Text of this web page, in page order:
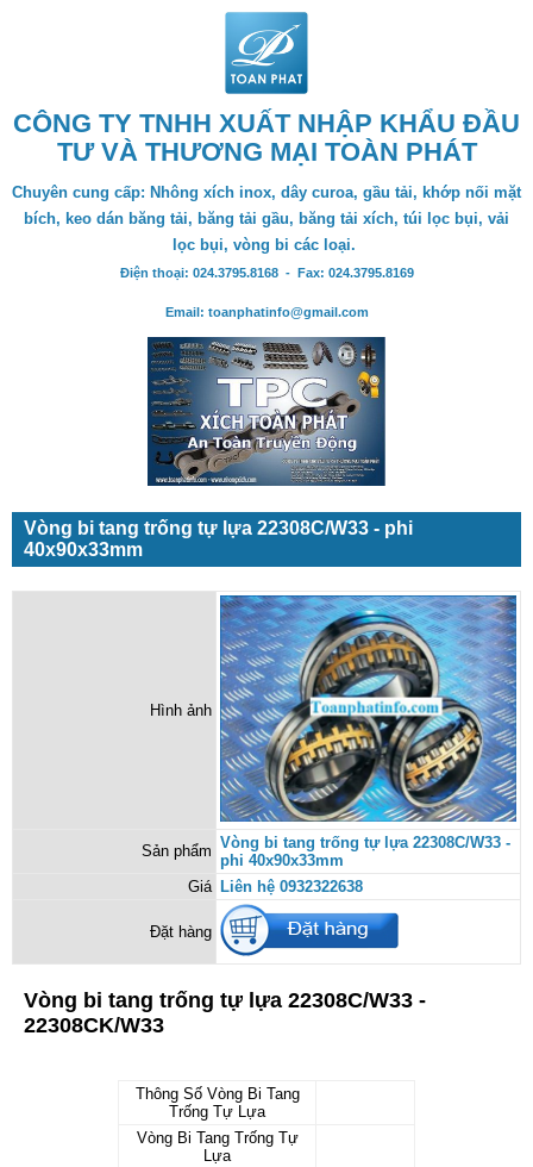
CÔNG TY TNHH XUẤT NHẬP KHẨU ĐẦU
TƯ VÀ THƯƠNG MẠI TOÀN PHÁT
Chuyên cung cấp: Nhông xích inox, dây curoa, gầu tải, khớp nối mặt
bích, keo dán băng tải, băng tải gầu, băng tải xích, túi lọc bụi, vải
lọc bụi, vòng bi các loại.
Điện thoại: 024.3795.8168 - Fax: 024.3795.8169
Email: toanphatinfo@gmail.com
Vòng bi tang trống tự lựa 22308C/W33 - phi
40x90x33mm
Hình ảnh
Sản phẩm Vòng bi tang trống tự lựa 22308C/W33 -
phi 40x90x33mm
Giá Liên hệ 0932322638
Đặt hàng
Vòng bi tang trống tự lựa 22308C/W33 -
22308CK/W33
Thông Số Vòng Bi Tang
Trống Tự Lựa
Vòng Bi Tang Trống Tự
Lựa